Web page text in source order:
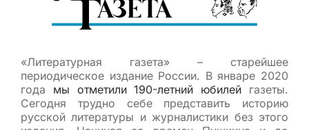
«Литературная газета» – старейшее
периодическое издание России. В январе 2020
года мы отметили 190-летний юбилей газеты.
Сегодня трудно себе представить историю
русской литературы и журналистики без этого